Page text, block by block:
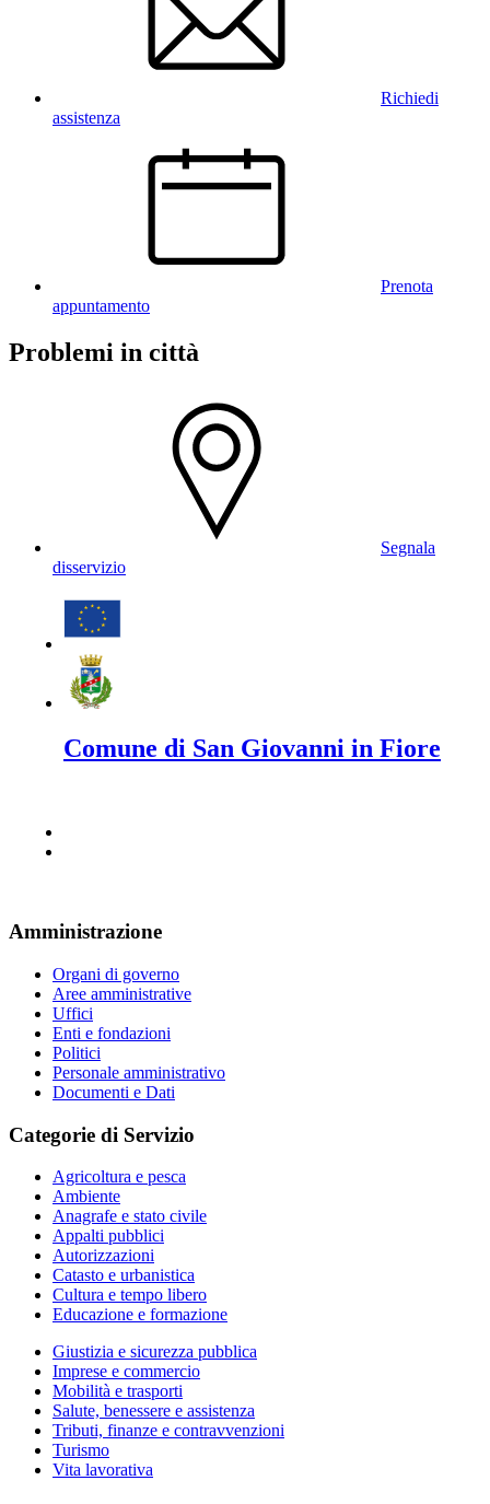
Richiedi
assistenza
Prenota
appuntamento
Problemi in città
Segnala
disservizio
Comune di San Giovanni in Fiore
Amministrazione
Organi di governo
Aree amministrative
Uffici
Enti e fondazioni
Politici
Personale amministrativo
Documenti e Dati
Categorie di Servizio
Agricoltura e pesca
Ambiente
Anagrafe e stato civile
Appalti pubblici
Autorizzazioni
Catasto e urbanistica
Cultura e tempo libero
Educazione e formazione
Giustizia e sicurezza pubblica
Imprese e commercio
Mobilità e trasporti
Salute, benessere e assistenza
Tributi, finanze e contravvenzioni
Turismo
Vita lavorativa